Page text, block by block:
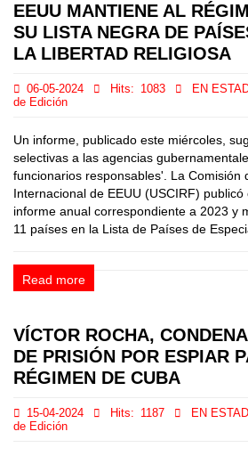
EEUU MANTIENE AL
SU LISTA NEGRA DE
LA LIBERTAD RELIGIOSA
06-05-2024 Hits: 1083 EN
de Edición
Un informe, publicado este miércoles,
selectivas a las agencias
funcionarios responsables'. La Comisión
Internacional de EEUU (USCIRF)
informe anual correspondiente a 2023 y
11 países en la Lista de Países de
Read more
VÍCTOR ROCHA,
DE PRISIÓN POR ESPIAR
RÉGIMEN DE CUBA
15-04-2024 Hits: 1187 EN
de Edición